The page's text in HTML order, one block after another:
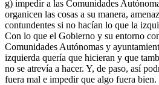
g) impedir a las Comunidades
organicen las cosas a su manera,
contundentes si no hacían lo que la
Con lo que el Gobierno y su entorno
Comunidades Autónomas y
izquierda quería que hicieran y que
no se atrevía a hacer. Y, de paso, así
fuera mal e impedir que algo fuera bien.